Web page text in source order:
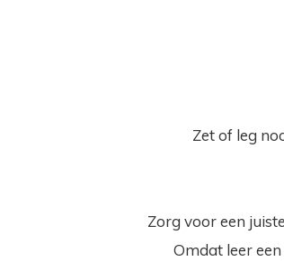
Zet of leg
Zorg voor een
Omdat leer